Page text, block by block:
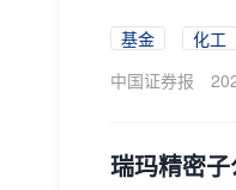
基金 化工
中国证券报
瑞玛精密